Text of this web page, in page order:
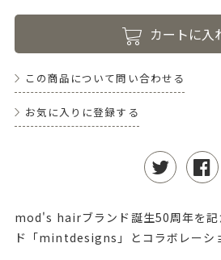
カートに入
この商品について問い合わせる
お気に入りに登録する
mod's hairブランド誕生50周年を記
ド「mintdesigns」とコラボレーシ